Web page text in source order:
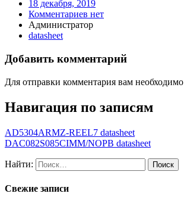
18 декабря, 2019
Комментариев нет
Администратор
datasheet
Добавить комментарий
Для отправки комментария вам необходимо
Навигация по записям
AD5304ARMZ-REEL7 datasheet
DAC082S085CIMM/NOPB datasheet
Найти:
Свежие записи